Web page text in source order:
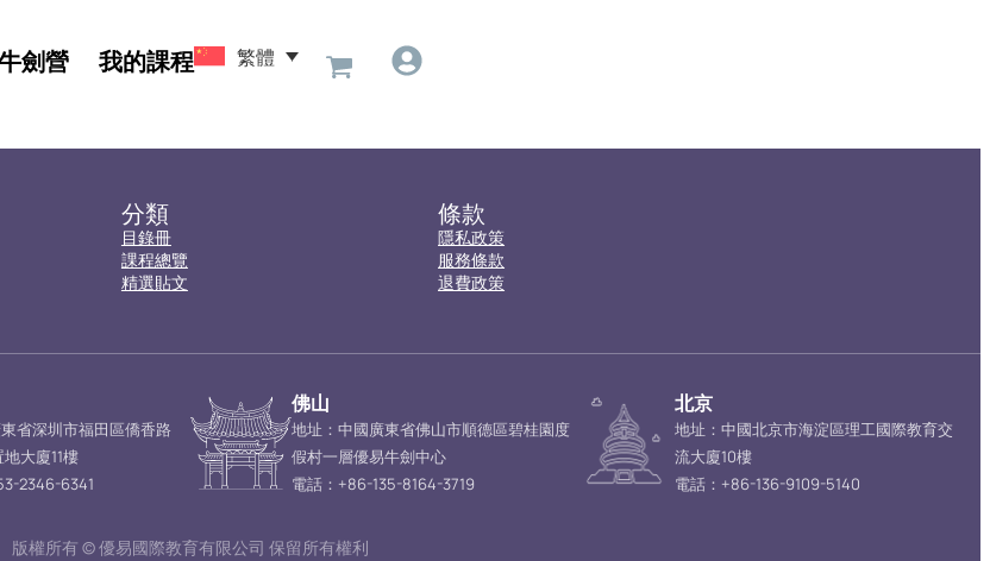
劍營 我的課程 繁體
分類
目錄冊
課程總覽
精選貼文
條款
隱私政策
服務條款
退費政策
省深圳市福田區僑香路
大廈11樓
2346-6341
佛山
地址：中國廣東省佛山市順德區碧桂園度
假村一層優易牛劍中心
電話：+86-135-8164-3719
北京
地址：中國北京市海淀區理工國際教育交
流大廈10樓
電話：+86-136-9109-5140
版權所有 © 優易國際教育有限公司 保留所有權利